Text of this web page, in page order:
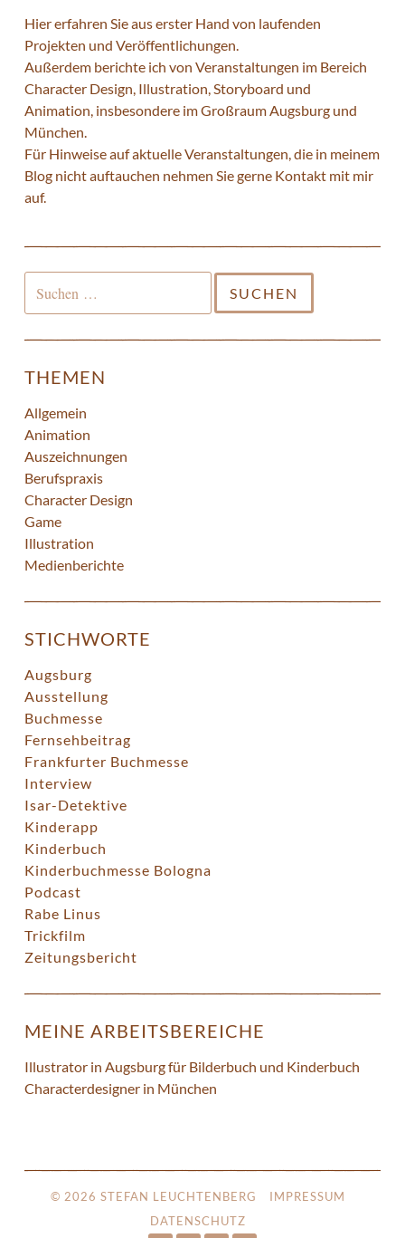
Hier erfahren Sie aus erster Hand von laufenden
Projekten und Veröffentlichungen.
Außerdem berichte ich von Veranstaltungen im Bereich
Character Design, Illustration, Storyboard und
Animation, insbesondere im Großraum Augsburg und
München.
Für Hinweise auf aktuelle Veranstaltungen, die in meinem
Blog nicht auftauchen nehmen Sie gerne Kontakt mit mir
auf.
nach:
THEMEN
Allgemein
Animation
Auszeichnungen
Berufspraxis
Character Design
Game
Illustration
Medienberichte
STICHWORTE
Augsburg
Ausstellung
Buchmesse
Fernsehbeitrag
Frankfurter Buchmesse
Interview
Isar-Detektive
Kinderapp
Kinderbuch
Kinderbuchmesse Bologna
Podcast
Rabe Linus
Trickfilm
Zeitungsbericht
MEINE ARBEITSBEREICHE
Illustrator in Augsburg für Bilderbuch und Kinderbuch
Characterdesigner in München
© 2026 STEFAN LEUCHTENBERG
IMPRESSUM
DATENSCHUTZ